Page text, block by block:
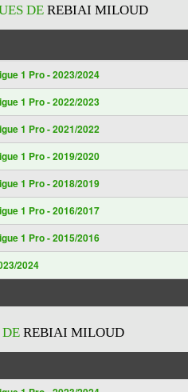
DE REBIAI MILOUD
1 Pro - 2023/2024
1 Pro - 2022/2023
1 Pro - 2021/2022
1 Pro - 2019/2020
1 Pro - 2018/2019
1 Pro - 2016/2017
1 Pro - 2015/2016
2024
REBIAI MILOUD